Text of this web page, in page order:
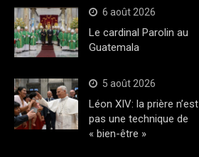
6 août 2026
Le cardinal Parolin au
Guatemala
5 août 2026
Léon XIV: la prière n’est
pas une technique de
« bien-être »